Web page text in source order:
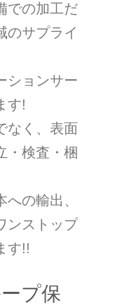
での加工だ
のサプライ
ションサー
す!
なく、表面
・検査・梱
の輸出、
ンストップ
す!!
プ保